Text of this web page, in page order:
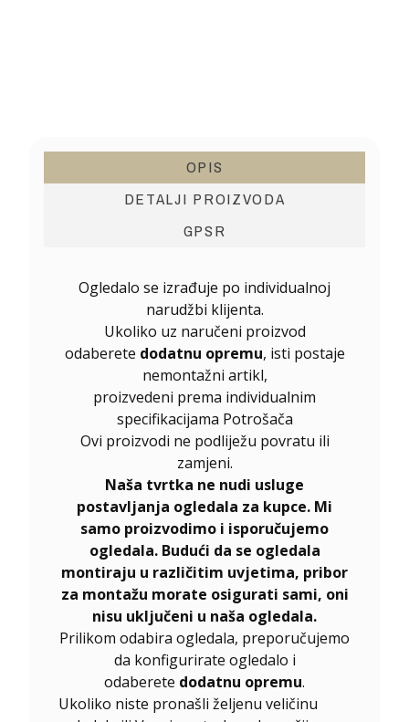
OPIS
DETALJI PROIZVODA
GPSR
Ogledalo se izrađuje po individualnoj
narudžbi klijenta.
Ukoliko uz naručeni proizvod
odaberete dodatnu opremu, isti postaje
nemontažni artikl,
proizvedeni prema individualnim
specifikacijama Potrošača
Ovi proizvodi ne podliježu povratu ili
zamjeni.
Naša tvrtka ne nudi usluge
postavljanja ogledala za kupce. Mi
samo proizvodimo i isporučujemo
ogledala. Budući da se ogledala
montiraju u različitim uvjetima, pribor
za montažu morate osigurati sami, oni
nisu uključeni u naša ogledala.
Prilikom odabira ogledala, preporučujemo
da konfigurirate ogledalo i
odaberete dodatnu opremu.
Ukoliko niste pronašli željenu veličinu